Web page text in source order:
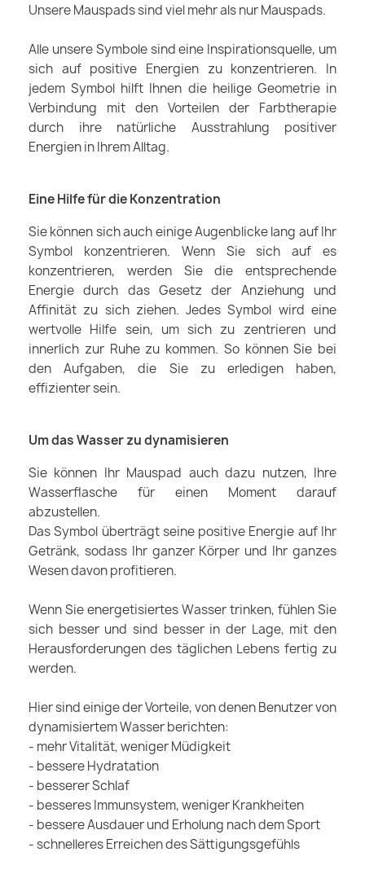
Unsere Mauspads sind viel mehr als nur Mauspads.
Alle unsere Symbole sind eine Inspirationsquelle, um
sich auf positive Energien zu konzentrieren. In
jedem Symbol hilft Ihnen die heilige Geometrie in
Verbindung mit den Vorteilen der Farbtherapie
durch ihre natürliche Ausstrahlung positiver
Energien in Ihrem Alltag.
Eine Hilfe für die Konzentration
Sie können sich auch einige Augenblicke lang auf Ihr
Symbol konzentrieren. Wenn Sie sich auf es
konzentrieren, werden Sie die entsprechende
Energie durch das Gesetz der Anziehung und
Affinität zu sich ziehen. Jedes Symbol wird eine
wertvolle Hilfe sein, um sich zu zentrieren und
innerlich zur Ruhe zu kommen. So können Sie bei
den Aufgaben, die Sie zu erledigen haben,
effizienter sein.
Um das Wasser zu dynamisieren
Sie können Ihr Mauspad auch dazu nutzen, Ihre
Wasserflasche für einen Moment darauf
abzustellen.
Das Symbol überträgt seine positive Energie auf Ihr
Getränk, sodass Ihr ganzer Körper und Ihr ganzes
Wesen davon profitieren.
Wenn Sie energetisiertes Wasser trinken, fühlen Sie
sich besser und sind besser in der Lage, mit den
Herausforderungen des täglichen Lebens fertig zu
werden.
Hier sind einige der Vorteile, von denen Benutzer von
dynamisiertem Wasser berichten:
- mehr Vitalität, weniger Müdigkeit
- bessere Hydratation
- besserer Schlaf
- besseres Immunsystem, weniger Krankheiten
- bessere Ausdauer und Erholung nach dem Sport
- schnelleres Erreichen des Sättigungsgefühls